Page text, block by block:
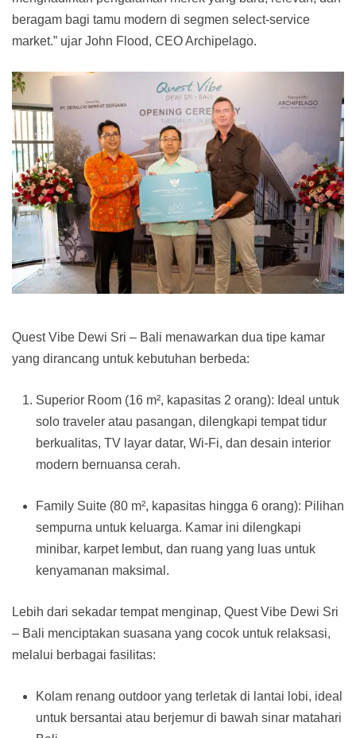
beragam bagi tamu modern di segmen select-service
market.” ujar John Flood, CEO Archipelago.
Quest Vibe Dewi Sri – Bali menawarkan dua tipe kamar
yang dirancang untuk kebutuhan berbeda:
Superior Room (16 m², kapasitas 2 orang): Ideal untuk
solo traveler atau pasangan, dilengkapi tempat tidur
berkualitas, TV layar datar, Wi-Fi, dan desain interior
modern bernuansa cerah.
Family Suite (80 m², kapasitas hingga 6 orang): Pilihan
sempurna untuk keluarga. Kamar ini dilengkapi
minibar, karpet lembut, dan ruang yang luas untuk
kenyamanan maksimal.
Lebih dari sekadar tempat menginap, Quest Vibe Dewi Sri
– Bali menciptakan suasana yang cocok untuk relaksasi,
melalui berbagai fasilitas:
Kolam renang outdoor yang terletak di lantai lobi, ideal
untuk bersantai atau berjemur di bawah sinar matahari